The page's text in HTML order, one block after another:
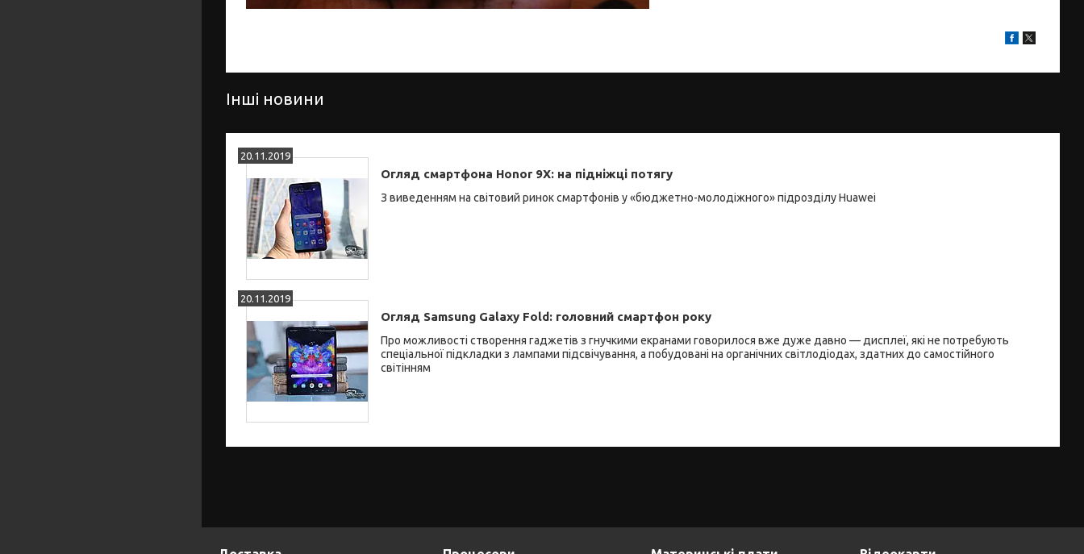
Інші новини
20.11.2019
Огляд смартфона Honor 9X: на підніжці потягу
З виведенням на світовий ринок смартфонів у «бюджетно-молодіжного» підрозділу Huawei
20.11.2019
Огляд Samsung Galaxy Fold: головний смартфон року
Про можливості створення гаджетів з гнучкими екранами говорилося вже дуже давно — дисплеї, які не потребують
спеціальної підкладки з лампами підсвічування, а побудовані на органічних світлодіодах, здатних до самостійного
світінням